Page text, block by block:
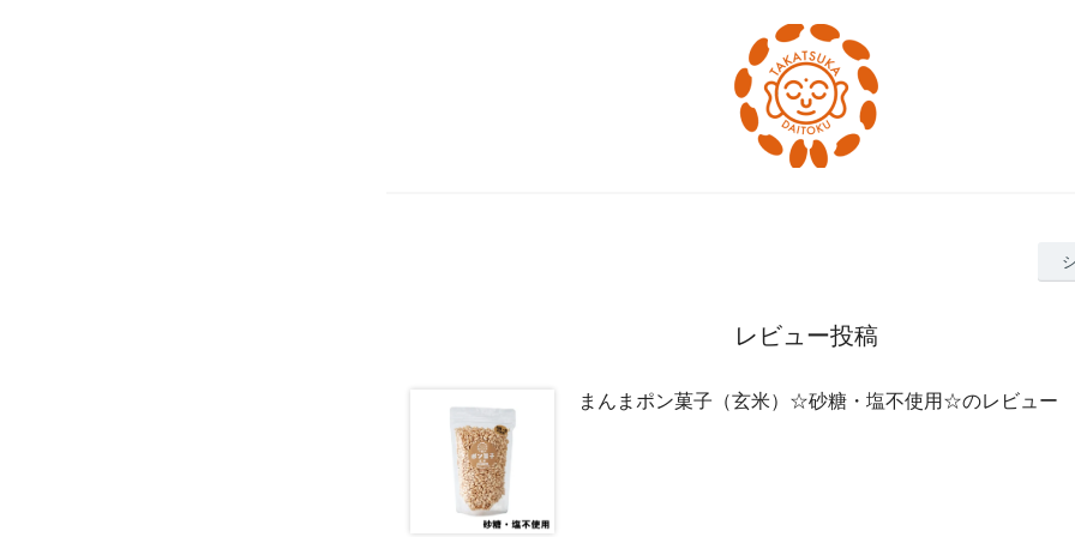
レビュー投稿
まんまポン菓子（玄米）☆砂糖・塩不使用☆のレビュー